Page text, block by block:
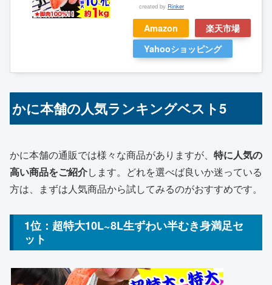
created by Rinker
Amazon
楽天市場
Yahooショッピング
かに本舗の人気ランキングベスト5
かに本舗の通販では様々な商品がありますが、 特に人気の
高い商品をご紹介します。どれを選べば良いか迷っている
方は、まずは人気商品から試してみるのがおすすめです。
1位：超特大10L~8L生ずわい半むき身満足セ
ット